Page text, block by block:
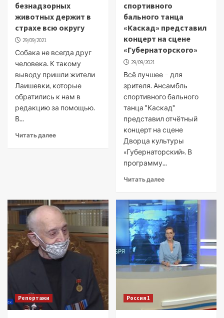
безнадзорных
животных держит в
страхе всю округу
29/09/2021
Собака не всегда друг
человека. К такому
выводу пришли жители
Лаишевки, которые
обратились к нам в
редакцию за помощью.
В...
Читать далее
спортивного
бального танца
«Каскад» представил
концерт на сцене
«Губернаторского»
29/09/2021
Всё лучшее – для
зрителя. Ансамбль
спортивного бального
танца "Каскад"
представил отчётный
концерт на сцене
Дворца культуры
«Губернаторский». В
программу...
Читать далее
Репортажи Россия 1